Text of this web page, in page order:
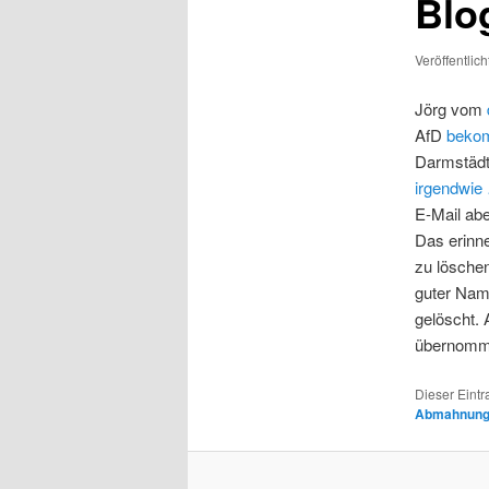
Jörg vom
AfD
E-Mail
Das
zu
guter
gelöscht.
Dieser
Abmahnung